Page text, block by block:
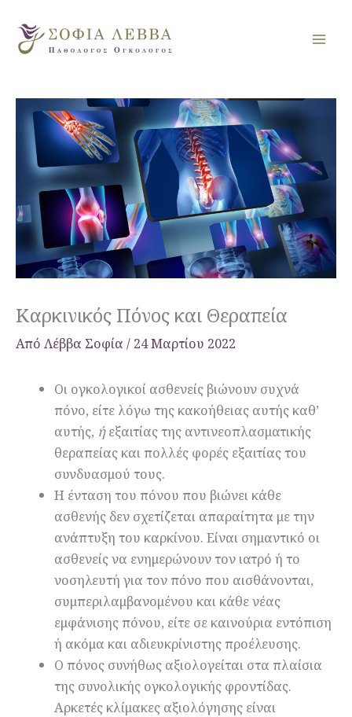
στο
περιεχόμενο
Καρκινικός Πόνος και Θεραπεία
Από Λέββα Σοφία / 24 Μαρτίου 2022
Οι ογκολογικοί ασθενείς βιώνουν συχνά
πόνο, είτε λόγω της κακοήθειας αυτής καθ’
αυτής, ήεξαιτίας της αντινεοπλασματικής
θεραπείας και πολλές φορές εξαιτίας του
συνδυασμού τους.
Η ένταση του πόνου που βιώνει κάθε
ασθενής δεν σχετίζεται απαραίτητα με την
ανάπτυξη του καρκίνου. Είναι σημαντικό οι
ασθενείς να ενημερώνουν τον ιατρό ή το
νοσηλευτή για τον πόνο που αισθάνονται,
συμπεριλαμβανομένου και κάθε νέας
εμφάνισης πόνου, είτε σε καινούρια εντόπιση
ή ακόμα και αδιευκρίνιστης προέλευσης.
Ο πόνος συνήθως αξιολογείται στα πλαίσια
της συνολικής ογκολογικής φροντίδας.
Αρκετές κλίμακες αξιολόγησης είναι